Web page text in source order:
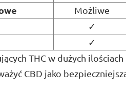
Możliwe
✓
✓
THC w dużych
CBD jako